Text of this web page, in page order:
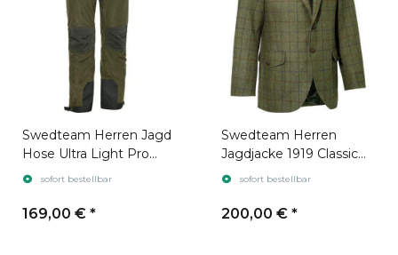
Swedteam Herren Jagd
Hose Ultra Light Pro
Swedteam Green
sofort bestellbar
169,00 € *
Swedteam Herren
Jagdjacke 1919 Classic
Tweed Green
sofort bestellbar
200,00 € *